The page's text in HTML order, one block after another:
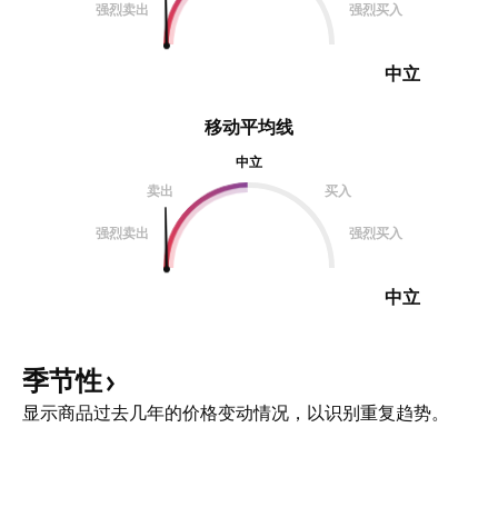
强烈卖出 强烈买入
中立
移动平均线
中立
卖出
买入
强烈卖出 强烈买入
中立
季节性
显示商品过去几年的价格变动情况，以识别重复趋势。